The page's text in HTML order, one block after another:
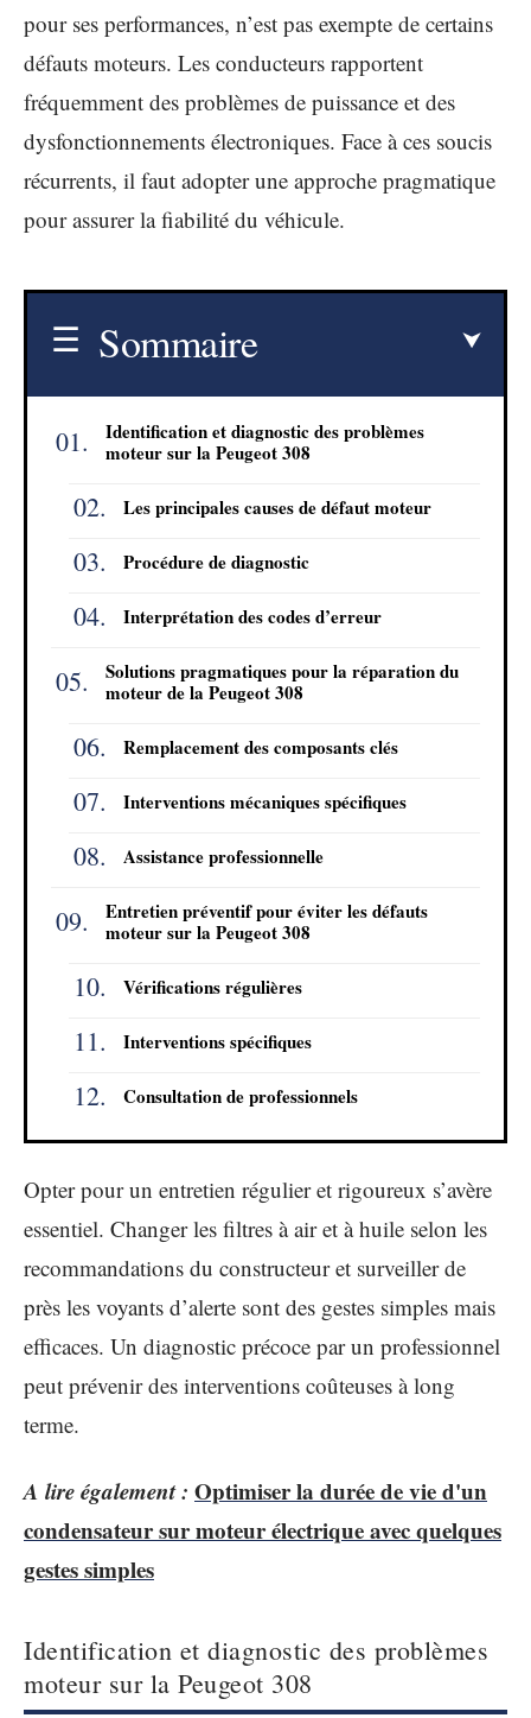
pour ses performances, n’est pas exempte de certains
défauts moteurs. Les conducteurs rapportent
fréquemment des problèmes de puissance et des
dysfonctionnements électroniques. Face à ces soucis
récurrents, il faut adopter une approche pragmatique
pour assurer la fiabilité du véhicule.
Sommaire
Identification et diagnostic des problèmes
moteur sur la Peugeot 308
Les principales causes de défaut moteur
Procédure de diagnostic
Interprétation des codes d’erreur
Solutions pragmatiques pour la réparation du
moteur de la Peugeot 308
Remplacement des composants clés
Interventions mécaniques spécifiques
Assistance professionnelle
Entretien préventif pour éviter les défauts
moteur sur la Peugeot 308
Vérifications régulières
Interventions spécifiques
Consultation de professionnels
Opter pour un entretien régulier et rigoureux s’avère
essentiel. Changer les filtres à air et à huile selon les
recommandations du constructeur et surveiller de
près les voyants d’alerte sont des gestes simples mais
efficaces. Un diagnostic précoce par un professionnel
peut prévenir des interventions coûteuses à long
terme.
A lire également : Optimiser la durée de vie d'un
condensateur sur moteur électrique avec quelques
gestes simples
Identification et diagnostic des problèmes
moteur sur la Peugeot 308